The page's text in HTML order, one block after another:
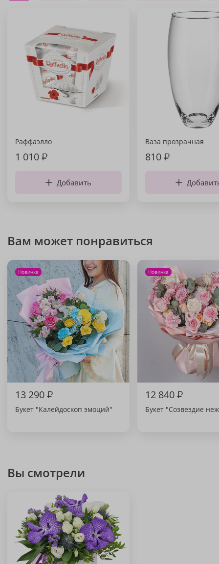
Раффаэлло
1 010₽
Добавить
Ваза прозрачная
810₽
Вам может понравиться
Новинка
13 290₽
Букет "Калейдоскоп эмоций"
Новинка
12 840₽
Букет "Созвездие
Вы смотрели